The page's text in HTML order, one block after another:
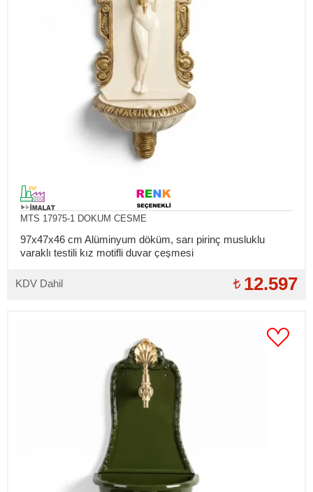
MTS 17975-1 DOKUM CESME
97x47x46 cm Alüminyum döküm, sarı pirinç musluklu
varaklı testili kız motifli duvar çeşmesi
KDV Dahil 12.597